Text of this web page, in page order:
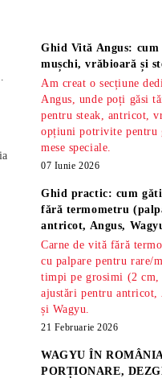
Ghid Vită Angus:
mușchi, vrăbioară și
Am creat o secțiune
Angus, unde poți găsi
pentru steak, antricot,
opțiuni potrivite pentru
mese speciale.
07 Iunie 2026
Ghid practic: cum
fără termometru
antricot, Angus,
Carne de vită fără
cu palpare pentru rare/
timpi pe grosimi (2 cm,
ajustări pentru antricot,
și Wagyu.
21 Februarie 2026
WAGYU ÎN
PORȚIONARE,